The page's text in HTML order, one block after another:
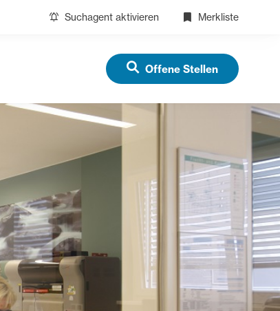
Suchagent aktivieren Merkliste
Offene Stellen